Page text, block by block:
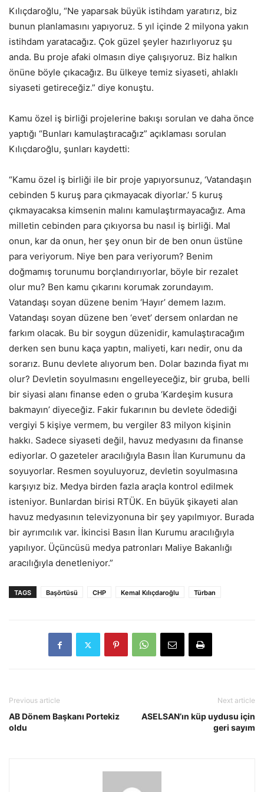
Kılıçdaroğlu, “Ne yaparsak büyük istihdam yaratırız, biz
bunun planlamasını yapıyoruz. 5 yıl içinde 2 milyona yakın
istihdam yaratacağız. Çok güzel şeyler hazırlıyoruz şu
anda. Bu proje afaki olmasın diye çalışıyoruz. Biz halkın
önüne böyle çıkacağız. Bu ülkeye temiz siyaseti, ahlaklı
siyaseti getireceğiz.” diye konuştu.
Kamu özel iş birliği projelerine bakışı sorulan ve daha önce
yaptığı “Bunları kamulaştıracağız” açıklaması sorulan
Kılıçdaroğlu, şunları kaydetti:
“Kamu özel iş birliği ile bir proje yapıyorsunuz, ‘Vatandaşın
cebinden 5 kuruş para çıkmayacak diyorlar.’ 5 kuruş
çıkmayacaksa kimsenin malını kamulaştırmayacağız. Ama
milletin cebinden para çıkıyorsa bu nasıl iş birliği. Mal
onun, kar da onun, her şey onun bir de ben onun üstüne
para veriyorum. Niye ben para veriyorum? Benim
doğmamış torunumu borçlandırıyorlar, böyle bir rezalet
olur mu? Ben kamu çıkarını korumak zorundayım.
Vatandaşı soyan düzene benim ‘Hayır’ demem lazım.
Vatandaşı soyan düzene ben ‘evet’ dersem onlardan ne
farkım olacak. Bu bir soygun düzenidir, kamulaştıracağım
derken sen bunu kaça yaptın, maliyeti, karı nedir, onu da
sorarız. Bunu devlete alıyorum ben. Dolar bazında fiyat mı
olur? Devletin soyulmasını engelleyeceğiz, bir gruba, belli
bir siyasi alanı finanse eden o gruba ‘Kardeşim kusura
bakmayın’ diyeceğiz. Fakir fukarının bu devlete ödediği
vergiyi 5 kişiye vermem, bu vergiler 83 milyon kişinin
hakkı. Sadece siyaseti değil, havuz medyasını da finanse
ediyorlar. O gazeteler aracılığıyla Basın İlan Kurumunu da
soyuyorlar. Resmen soyuluyoruz, devletin soyulmasına
karşıyız biz. Medya birden fazla araçla kontrol edilmek
isteniyor. Bunlardan birisi RTÜK. En büyük şikayeti alan
havuz medyasının televizyonuna bir şey yapılmıyor. Burada
bir ayrımcılık var. İkincisi Basın İlan Kurumu aracılığıyla
yapılıyor. Üçüncüsü medya patronları Maliye Bakanlığı
aracılığıyla denetleniyor.”
TAGS Başörtüsü CHP Kemal Kılıçdaroğlu Türban
Previous article
AB Dönem Başkanı Portekiz
oldu
Next article
ASELSAN’ın küp uydusu için
geri sayım